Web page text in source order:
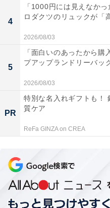
楽天トラベルでは、定期
気の宿やホテルを対象に
クーポンを配布します。
クーポンは、国内宿泊や
さまざまな旅行商品で利
合わせて、さらに割引率
す。賢く旅の計画を立て
う。
4
「1000円には見えなか
ロダクツのリュックが「
2026/08/03
5
「面白いのあったから購
プアップランドリーバッ
2026/08/03
PR
特別な名入れギフトも！
質ケア
ReFa GINZA on CREA